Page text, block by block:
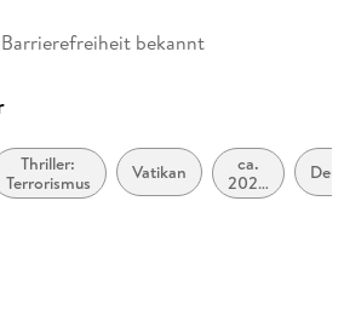
bekannt
Thriller:
Terrorismus
Vatikan
ca.
2020
bis